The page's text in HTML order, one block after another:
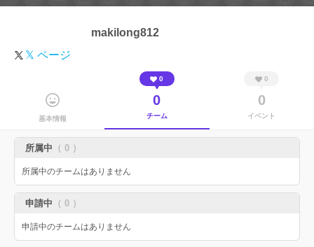
makilong812
𝕏 ページ
基本情報
0
0
チーム
0
0
イベント
所属中 （ 0 ）
所属中のチームはありません
申請中 （ 0 ）
申請中のチームはありません